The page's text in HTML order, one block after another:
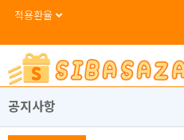
적용환율
공지사항